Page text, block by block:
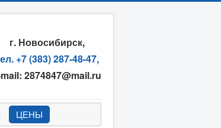
г. Новосибирск,
+7 (383) 287-48-47,
2874847@mail.ru
ЦЕНЫ